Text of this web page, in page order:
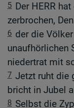
5 Der HERR
zerbrochen,
6 der die
unaufhörlichen
niedertrat mit
7 Jetzt ruht die
bricht in Jubel
8 Selbst die